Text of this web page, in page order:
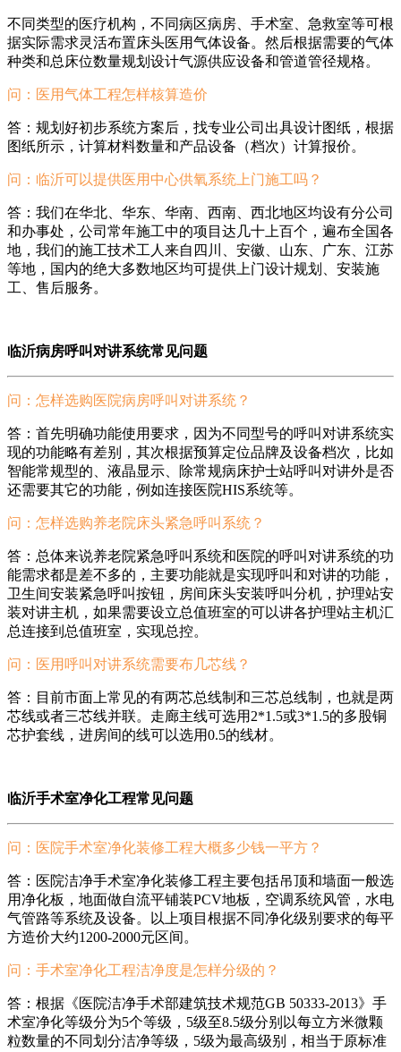
不同类型的医疗机构，不同病区病房、手术室、急救室等可根
据实际需求灵活布置床头医用气体设备。然后根据需要的气体
种类和总床位数量规划设计气源供应设备和管道管径规格。
问： 医用气体工程怎样核算造价
答：规划好初步系统方案后，找专业公司出具设计图纸，根据
图纸所示，计算材料数量和产品设备（档次）计算报价。
问：临沂可以提供医用中心供氧系统上门施工吗？
答：我们在华北、华东、华南、西南、西北地区均设有分公司
和办事处，公司常年施工中的项目达几十上百个，遍布全国各
地，我们的施工技术工人来自四川、安徽、山东、广东、江苏
等地，国内的绝大多数地区均可提供上门设计规划、安装施
工、售后服务。
临沂病房呼叫对讲系统常见问题
问：怎样选购医院病房呼叫对讲系统？
答：首先明确功能使用要求，因为不同型号的呼叫对讲系统实
现的功能略有差别，其次根据预算定位品牌及设备档次，比如
智能常规型的、液晶显示、除常规病床护士站呼叫对讲外是否
还需要其它的功能，例如连接医院HIS系统等。
问：怎样选购养老院床头紧急呼叫系统？
答：总体来说养老院紧急呼叫系统和医院的呼叫对讲系统的功
能需求都是差不多的，主要功能就是实现呼叫和对讲的功能，
卫生间安装紧急呼叫按钮，房间床头安装呼叫分机，护理站安
装对讲主机，如果需要设立总值班室的可以讲各护理站主机汇
总连接到总值班室，实现总控。
问：医用呼叫对讲系统需要布几芯线？
答：目前市面上常见的有两芯总线制和三芯总线制，也就是两
芯线或者三芯线并联。走廊主线可选用2*1.5或3*1.5的多股铜
芯护套线，进房间的线可以选用0.5的线材。
临沂手术室净化工程常见问题
问：医院手术室净化装修工程大概多少钱一平方？
答：医院洁净手术室净化装修工程主要包括吊顶和墙面一般选
用净化板，地面做自流平铺装PCV地板，空调系统风管，水电
气管路等系统及设备。以上项目根据不同净化级别要求的每平
方造价大约1200-2000元区间。
问：手术室净化工程洁净度是怎样分级的？
答：根据《医院洁净手术部建筑技术规范GB 50333-2013》手
术室净化等级分为5个等级，5级至8.5级分别以每立方米微颗
粒数量的不同划分洁净等级，5级为最高级别，相当于原标准